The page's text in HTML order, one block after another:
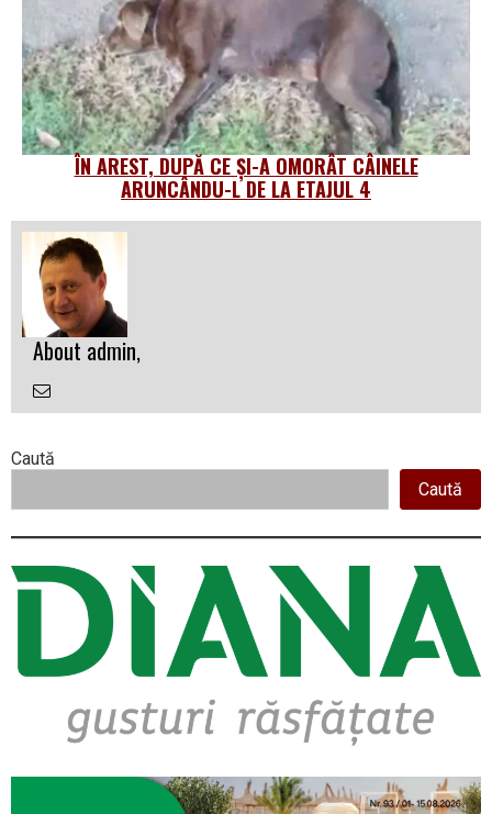
ÎN AREST, DUPĂ CE ȘI-A OMORÂT CÂINELE
ARUNCÂNDU-L DE LA ETAJUL 4
About admin,
Email
Right
Asides
Caută
Caută